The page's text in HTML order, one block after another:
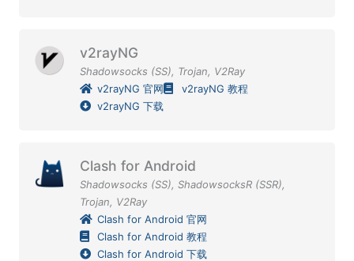
v2rayNG
Shadowsocks (SS), Trojan, V2Ray
v2rayNG 官网
v2rayNG 教程
v2rayNG 下载
Clash for Android
Shadowsocks (SS), ShadowsocksR (SSR),
Trojan, V2Ray
Clash for Android 官网
Clash for Android 教程
Clash for Android 下载